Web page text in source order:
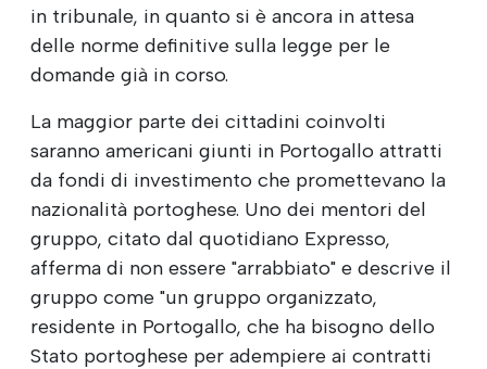
in tribunale, in quanto si è ancora in attesa
delle norme definitive sulla legge per le
domande già in corso.
La maggior parte dei cittadini coinvolti
saranno americani giunti in Portogallo attratti
da fondi di investimento che promettevano la
nazionalità portoghese. Uno dei mentori del
gruppo, citato dal quotidiano Expresso,
afferma di non essere "arrabbiato" e descrive il
gruppo come "un gruppo organizzato,
residente in Portogallo, che ha bisogno dello
Stato portoghese per adempiere ai contratti